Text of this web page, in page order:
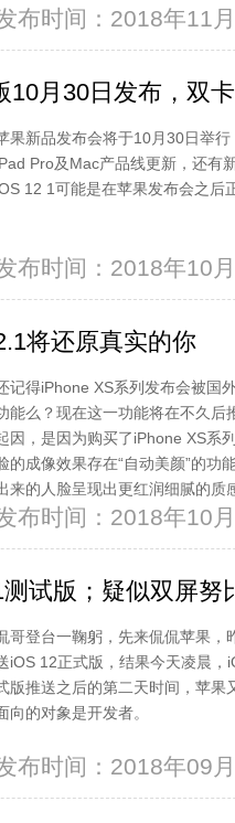
布时间：2018年11
10月30日发布，双
果新品发布会将于10月30日举
Pro及Mac产品线更新，还有
12 1可能是在苹果发布会之后
布时间：2018年10
将还原真实的你
记得iPhone XS系列发布会被国
能么？现在这一功能将在不久后
因，是因为购买了iPhone XS系
的成像效果存在“自动美颜”的功
来的人脸呈现出更红润细腻的质
布时间：2018年10
试版；疑似双屏努
哥登台一鞠躬，先来侃侃苹果，
iOS 12正式版，结果今天凌晨
版推送之后的第二天时间，苹果
向的对象是开发者。
布时间：2018年09